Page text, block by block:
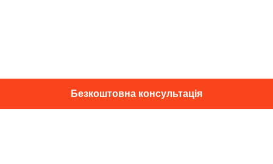
Безкоштовна консультація